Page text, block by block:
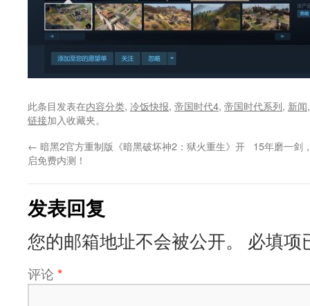
此条目发表在内容分类, 冷饭快报, 帝国时代4, 帝国时代系列, 新闻
链接加入收藏夹。
← 暗黑2官方重制版《暗黑破坏神2：狱火重生》开
启免费内测！
15年磨一剑
发表回复
您的邮箱地址不会被公开。 必填项
评论 *